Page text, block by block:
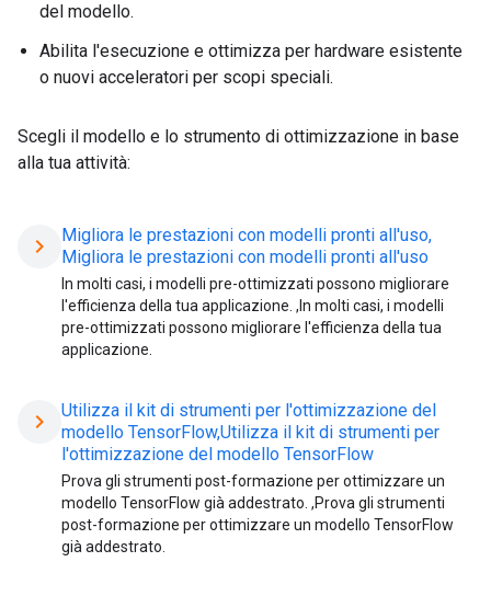
del modello.
Abilita l'esecuzione e ottimizza per hardware esistente
o nuovi acceleratori per scopi speciali.
Scegli il modello e lo strumento di ottimizzazione in base
alla tua attività:
chevron_right
Migliora le prestazioni con modelli pronti all'uso,
Migliora le prestazioni con modelli pronti all'uso
In molti casi, i modelli pre-ottimizzati possono migliorare
l'efficienza della tua applicazione. ,In molti casi, i modelli
pre-ottimizzati possono migliorare l'efficienza della tua
applicazione.
chevron_right
Utilizza il kit di strumenti per l'ottimizzazione del
modello TensorFlow,Utilizza il kit di strumenti per
l'ottimizzazione del modello TensorFlow
Prova gli strumenti post-formazione per ottimizzare un
modello TensorFlow già addestrato. ,Prova gli strumenti
post-formazione per ottimizzare un modello TensorFlow
già addestrato.